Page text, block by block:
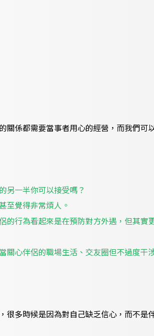
係都需要當事者用心的經營，而我們可
另一半你可以接受嗎？
至覺得非常煩人。
行為看起來是在預防對方外遇，但其實
心伴侶的職場生活、交友圈但不過度干
多時候是因為對自己缺乏信心，而不是